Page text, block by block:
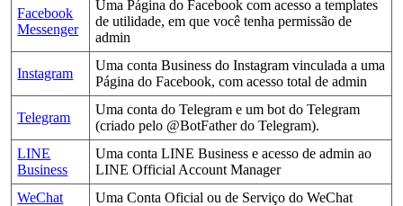
Facebook
Messenger
Uma Página do Facebook com acesso a templates
de utilidade, em que você tenha permissão de
admin
Instagram
Uma conta Business do Instagram vinculada a uma
Página do Facebook, com acesso total de admin
Telegram
Uma conta do Telegram e um bot do Telegram
(criado pelo @BotFather do Telegram).
LINE
Business
Uma conta LINE Business e acesso de admin ao
LINE Official Account Manager
WeChat
Uma Conta Oficial ou de Serviço do WeChat